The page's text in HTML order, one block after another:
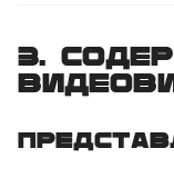
3.